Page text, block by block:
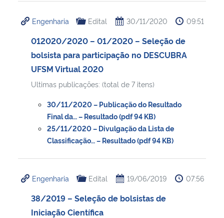
Secretaria de Governo
Gabinete de Segurança Institucional
Advocacia-Geral da União
Engenharia Edital 30/11/2020 09:51
012020/2020 – 01/2020 – Seleção de
bolsista para participação no DESCUBRA
UFSM Virtual 2020
Ultimas publicações: (total de 7 itens)
30/11/2020 – Publicação do Resultado
Final da… – Resultado (pdf 94 KB)
25/11/2020 – Divulgação da Lista de
Classificação… – Resultado (pdf 94 KB)
Engenharia Edital 19/06/2019 07:56
38/2019 – Seleção de bolsistas de
Iniciação Científica